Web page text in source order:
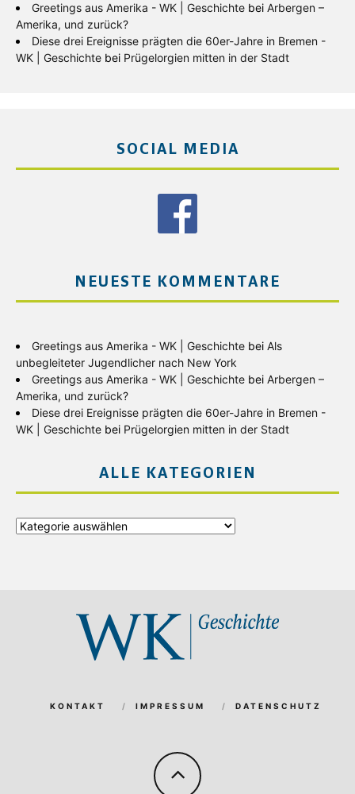
Greetings aus Amerika - WK | Geschichte bei Arbergen –
Amerika, und zurück?
Diese drei Ereignisse prägten die 60er-Jahre in Bremen -
WK | Geschichte bei Prügelorgien mitten in der Stadt
SOCIAL MEDIA
NEUESTE KOMMENTARE
Greetings aus Amerika - WK | Geschichte bei Als
unbegleiteter Jugendlicher nach New York
Greetings aus Amerika - WK | Geschichte bei Arbergen –
Amerika, und zurück?
Diese drei Ereignisse prägten die 60er-Jahre in Bremen -
WK | Geschichte bei Prügelorgien mitten in der Stadt
ALLE KATEGORIEN
Alle
KONTAKT IMPRESSUM DATENSCHUTZ